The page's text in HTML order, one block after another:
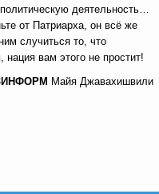
деятельность…
от Патриарха, он всё же
случиться то, что
, нация вам этого не простит!
Майя Джавахишвили